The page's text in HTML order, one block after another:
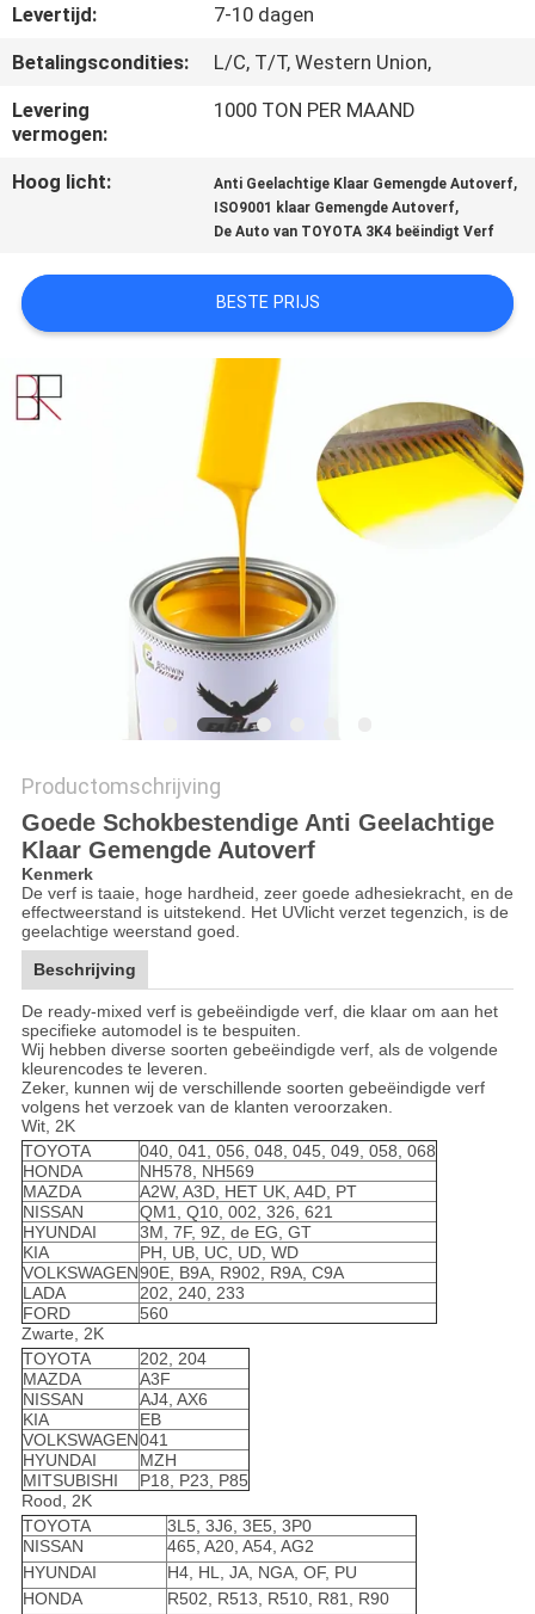
OM
EEN
CITAAT
SITEMAP
POLICY
Levertijd:
7-10 dagen
Betalingscondities:
L/C, T/T, Western Union,
Levering
vermogen:
1000 TON PER MAAND
Hoog licht: Anti Geelachtige Klaar Gemengde Autoverf,
ISO9001 klaar Gemengde Autoverf,
De Auto van TOYOTA 3K4 beëindigt Verf
BESTE PRIJS
Productomschrijving
Goede Schokbestendige Anti Geelachtige
Klaar Gemengde Autoverf
Kenmerk
De verf is taaie, hoge hardheid, zeer goede adhesiekracht, en de
effectweerstand is uitstekend. Het UVlicht verzet tegenzich, is de
geelachtige weerstand goed.
Beschrijving
De ready-mixed verf is gebeëindigde verf, die klaar om aan het
specifieke automodel is te bespuiten.
Wij hebben diverse soorten gebeëindigde verf, als de volgende
kleurencodes te leveren.
Zeker, kunnen wij de verschillende soorten gebeëindigde verf
volgens het verzoek van de klanten veroorzaken.
Wit, 2K
TOYOTA
040, 041, 056, 048, 045, 049, 058, 068
HONDA
NH578, NH569
MAZDA
A2W, A3D, HET UK, A4D, PT
NISSAN
QM1, Q10, 002, 326, 621
HYUNDAI
3M, 7F, 9Z, de EG, GT
KIA
PH, UB, UC, UD, WD
VOLKSWAGEN90E, B9A, R902, R9A, C9A
LADA
202, 240, 233
FORD
560
Zwarte, 2K
TOYOTA
202, 204
MAZDA
A3F
NISSAN
AJ4, AX6
KIA
EB
VOLKSWAGEN041
HYUNDAI
MZH
MITSUBISHI
P18, P23, P85
Rood, 2K
TOYOTA
3L5, 3J6, 3E5, 3P0
NISSAN
465, A20, A54, AG2
HYUNDAI
H4, HL, JA, NGA, OF, PU
HONDA
R502, R513, R510, R81, R90